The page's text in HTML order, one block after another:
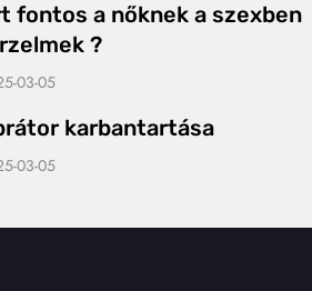
fontos a nőknek a szexben
?
03-05
karbantartása
03-05